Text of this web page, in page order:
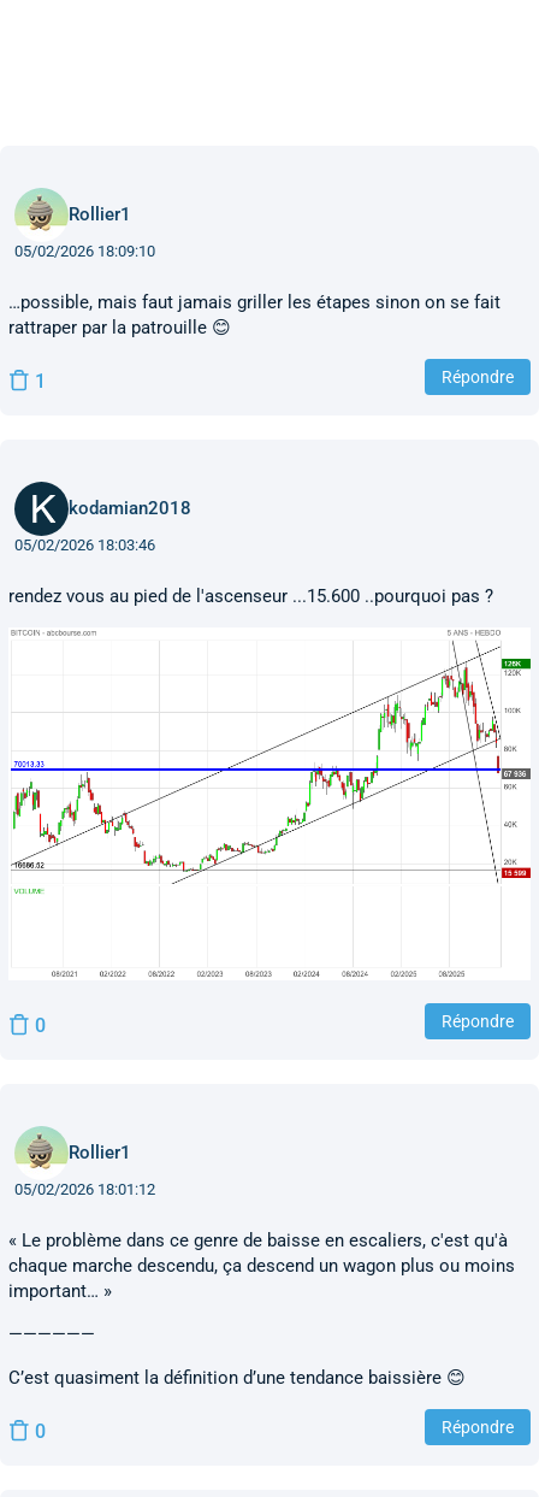
Rollier1
05/02/2026 18:09:10
…possible, mais faut jamais griller les étapes sinon on se fait
rattraper par la patrouille 😊
1 Répondre
kodamian2018
05/02/2026 18:03:46
rendez vous au pied de l'ascenseur ...15.600 ..pourquoi pas ?
0 Répondre
Rollier1
05/02/2026 18:01:12
« Le problème dans ce genre de baisse en escaliers, c'est qu'à
chaque marche descendu, ça descend un wagon plus ou moins
important… »
——————
C’est quasiment la définition d’une tendance baissière 😊
0 Répondre